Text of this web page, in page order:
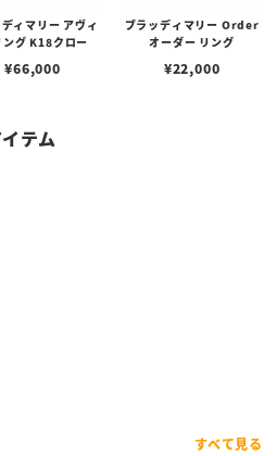
ィマリー アヴィ
ング K18クロー
¥66,000
ブラッディマリー Order
オーダー リング
¥22,000
テム
すべて見る